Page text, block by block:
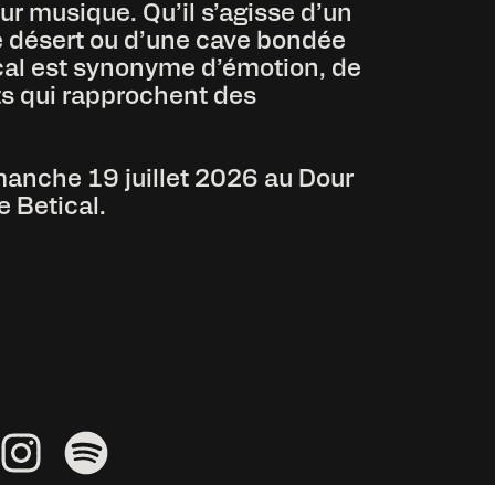
musique. Qu’il s’agisse d’un
ou d’une cave bondée
est synonyme d’émotion, de
qui rapprochent des
19 juillet 2026 au Dour
Betical.